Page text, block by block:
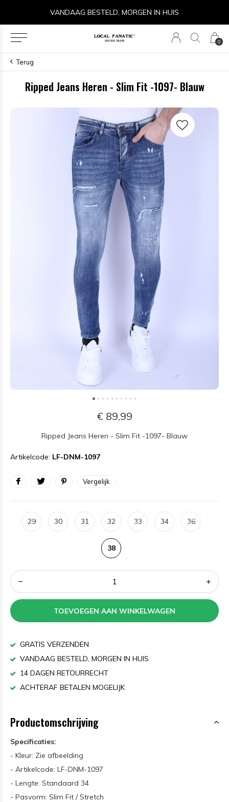
0
VANDAAG BESTELD, MORGEN IN HUIS
Terug
Ripped Jeans Heren - Slim Fit -1097- Blauw
€ 89,99
Ripped Jeans Heren - Slim Fit -1097- Blauw
Artikelcode: LF-DNM-1097
Vergelijk
29 30 31 32 33 34 36
38
TOEVOEGEN AAN WINKELWAGEN
GRATIS VERZENDEN
VANDAAG BESTELD, MORGEN IN HUIS
14 DAGEN RETOURRECHT
ACHTERAF BETALEN MOGELIJK
Productomschrijving
Specificaties:
- Kleur: Zie afbeelding
- Artikelcode: LF-DNM-1097
- Lengte: Standaard 34
- Pasvorm: Slim Fit / Stretch